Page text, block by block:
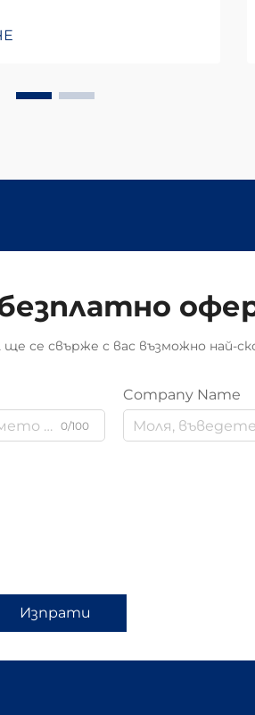
се свърже с вас възможно най-
0/100
Company Name
Изпрати